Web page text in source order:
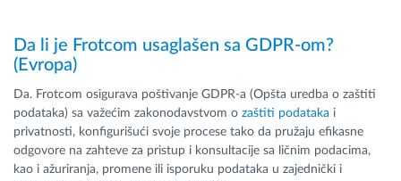
Da li je Frotcom usaglašen sa GDPR-om?
(Evropa)
Da. Frotcom osigurava poštivanje GDPR-a (Opšta uredba o zaštiti
podataka) sa važećim zakonodavstvom o zaštiti podataka i
privatnosti, konfigurišući svoje procese tako da pružaju efikasne
odgovore na zahteve za pristup i konsultacije sa ličnim podacima,
kao i ažuriranja, promene ili isporuku podataka u zajednički i